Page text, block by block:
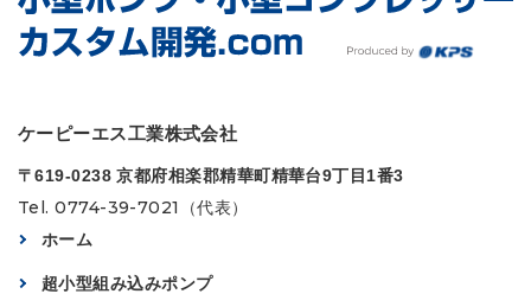
ケーピーエス工業株式会社
〒619-0238 京都府相楽郡精華町精華台9丁目1番3
Tel. 0774-39-7021（代表）
ホーム
超小型組み込みポンプ